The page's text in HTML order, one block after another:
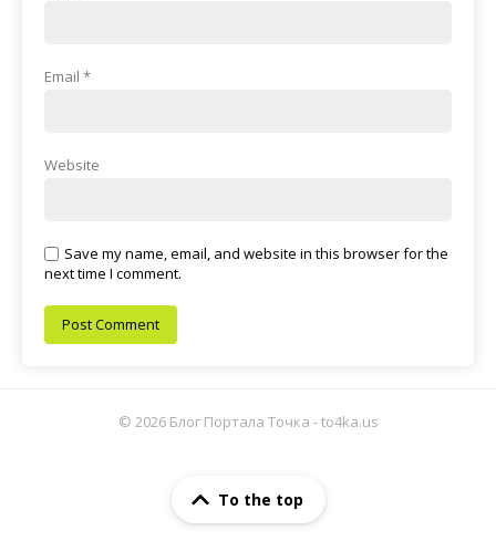
Email *
Website
Save my name, email, and website in this browser for the
next time I comment.
© 2026 Блог Портала Точка - to4ka.us
To the top